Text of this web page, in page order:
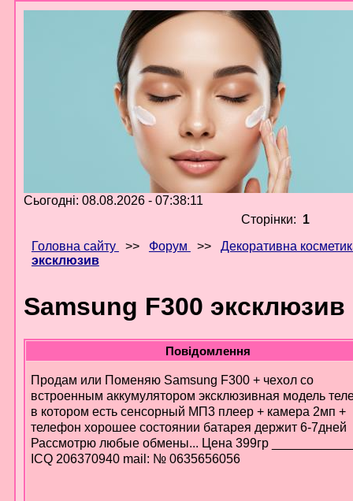
Сьогодні: 08.08.2026 - 07:38:11
Сторінки: 1
Головна сайту
>> Форум >> Декоративна
эксклюзив
Samsung F300 эксклюзив
Повідомлення
Продам или Поменяю Samsung F300 + чехол со
встроенным аккумулятором эксклюзивная модель
в котором есть сенсорный МП3 плеер + камера 2мп +
телефон хорошее состоянии батарея держит 6-7дней
Рассмотрю любые обмены... Цена 399гр
ICQ 206370940 mail: № 0635656056